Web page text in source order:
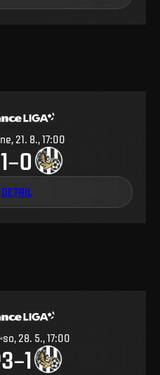
ne, 21. 8., 17:00
1–0
DETAIL
so, 28. 5., 17:00
3–1